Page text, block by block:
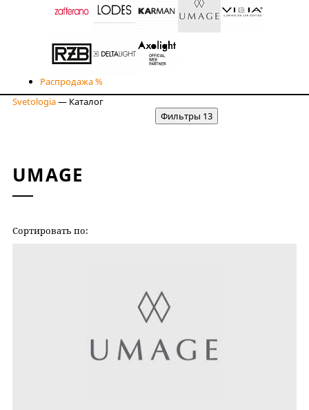
Распродажа %
Svetologia— Каталог
UMAGE
Сортировать по:
Фильтры 13